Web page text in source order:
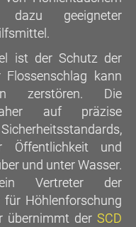
geeigneter
ist der Schutz der
kann
zerstören. Die
auf präzise
Öffentlichkeit und
und unter Wasser.
Vertreter der
für Höhlenforschung
übernimmt der SCD